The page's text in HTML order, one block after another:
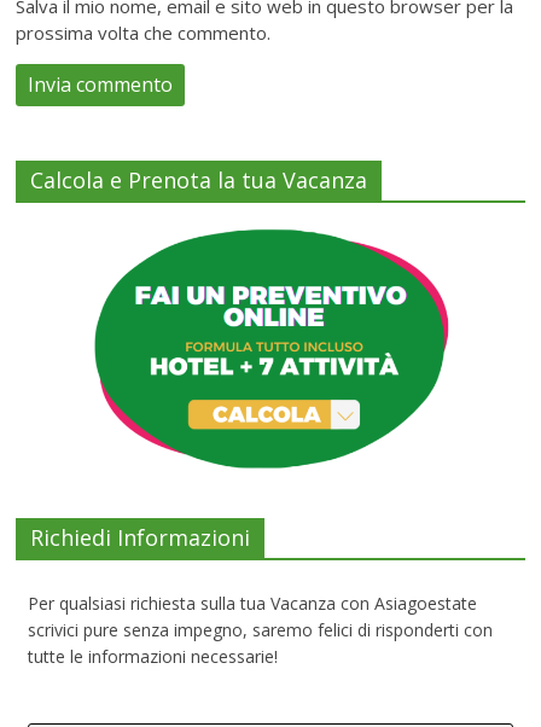
Salva il mio nome, email e sito web in questo browser per la
prossima volta che commento.
Calcola e Prenota la tua Vacanza
Richiedi Informazioni
Per qualsiasi richiesta sulla tua Vacanza con Asiagoestate
scrivici pure senza impegno, saremo felici di risponderti con
tutte le informazioni necessarie!